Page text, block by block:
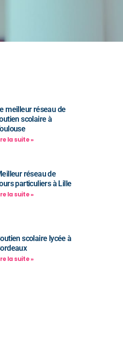
meilleur réseau de
scolaire à
la suite »
réseau de
particuliers à Lille
la suite »
scolaire lycée à
la suite »